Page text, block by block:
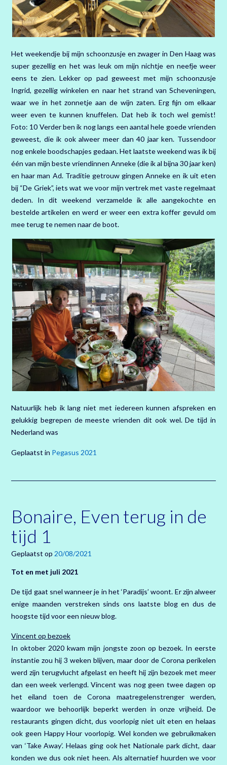
Het weekendje bij mijn schoonzusje en zwager in Den Haag was
super gezellig en het was leuk om mijn nichtje en neefje weer
eens te zien. Lekker op pad geweest met mijn schoonzusje
Ingrid, gezellig winkelen en naar het strand van Scheveningen,
waar we in het zonnetje aan de wijn zaten. Erg fijn om elkaar
weer even te kunnen knuffelen. Dat heb ik toch wel gemist!
Foto: 10 Verder ben ik nog langs een aantal hele goede vrienden
geweest, die ik ook alweer meer dan 40 jaar ken. Tussendoor
nog enkele boodschapjes gedaan. Het laatste weekend was ik bij
één van mijn beste vriendinnen Anneke (die ik al bijna 30 jaar ken)
en haar man Ad. Traditie getrouw gingen Anneke en ik uit eten
bij “De Griek”, iets wat we voor mijn vertrek met vaste regelmaat
deden. In dit weekend verzamelde ik alle aangekochte en
bestelde artikelen en werd er weer een extra koffer gevuld om
mee terug te nemen naar de boot.
Natuurlijk heb ik lang niet met iedereen kunnen afspreken en
gelukkig begrepen de meeste vrienden dit ook wel. De tijd in
Nederland was
Geplaatst in Pegasus 2021
Bonaire, Even terug in de
tijd 1
Geplaatst op 20/08/2021
Tot en met juli 2021
De tijd gaat snel wanneer je in het ‘Paradijs’ woont. Er zijn alweer
enige maanden verstreken sinds ons laatste blog en dus de
hoogste tijd voor een nieuw blog.
Vincent op bezoek
In oktober 2020 kwam mijn jongste zoon op bezoek. In eerste
instantie zou hij 3 weken blijven, maar door de Corona perikelen
werd zijn terugvlucht afgelast en heeft hij zijn bezoek met meer
dan een week verlengd. Vincent was nog geen twee dagen op
het eiland toen de Corona maatregelenstrenger werden,
waardoor we behoorlijk beperkt werden in onze vrijheid. De
restaurants gingen dicht, dus voorlopig niet uit eten en helaas
ook geen Happy Hour voorlopig. Wel konden we gebruikmaken
van ‘Take Away’. Helaas ging ook het Nationale park dicht, daar
konden we dus ook niet heen. Als alternatief huurden we voor